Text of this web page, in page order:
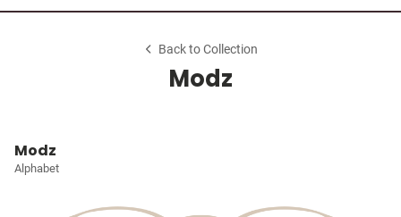
Back to Collection
Modz
Modz
Alphabet